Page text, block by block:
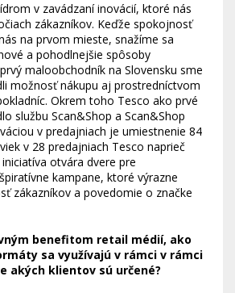
v zavádzaní inovácií, ktoré nás
zákazníkov. Keďže spokojnosť
na prvom mieste, snažíme sa
a pohodlnejšie spôsoby
maloobchodník na Slovensku sme
možnosť nákupu aj prostredníctvom
Okrem toho Tesco ako prvé
službu Scan&Shop a Scan&Shop
v predajniach je umiestnenie 84
v 28 predajniach Tesco naprieč
otvára dvere pre
kampane, ktoré výrazne
zákazníkov a povedomie o značke
benefitom retail médií, ako
sa využívajú v rámci v rámci
akých klientov sú určené?